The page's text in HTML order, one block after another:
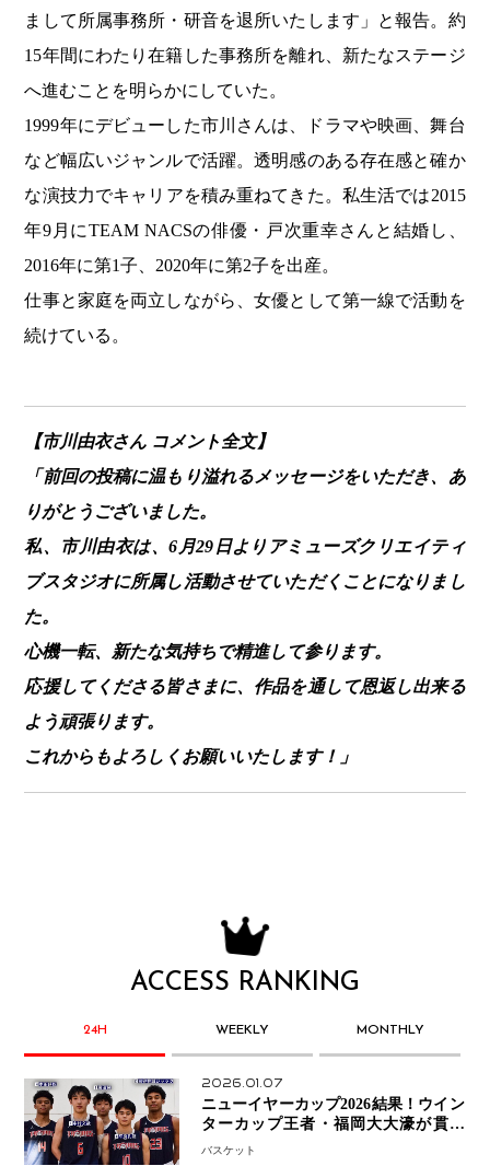
まして所属事務所・研音を退所いたします」と報告。約
15年間にわたり在籍した事務所を離れ、新たなステージ
へ進むことを明らかにしていた。
1999年にデビューした市川さんは、ドラマや映画、舞台
など幅広いジャンルで活躍。透明感のある存在感と確か
な演技力でキャリアを積み重ねてきた。私生活では2015
年9月にTEAM NACSの俳優・戸次重幸さんと結婚し、
2016年に第1子、2020年に第2子を出産。
仕事と家庭を両立しながら、女優として第一線で活動を
続けている。
【市川由衣さん コメント全文】
「前回の投稿に温もり溢れるメッセージをいただき、あ
りがとうございました。
私、市川由衣は、6月29日よりアミューズクリエイティ
ブスタジオに所属し活動させていただくことになりまし
た。
心機一転、新たな気持ちで精進して参ります。
応援してくださる皆さまに、作品を通して恩返し出来る
よう頑張ります。
これからもよろしくお願いいたします！」
ACCESS RANKING
24H WEEKLY MONTHLY
2026.01.07
ニューイヤーカップ2026結果！ウイン
ターカップ王者・福岡大大濠が貫禄
V！ 東山は“背番号継承”で新たな物語
バスケット